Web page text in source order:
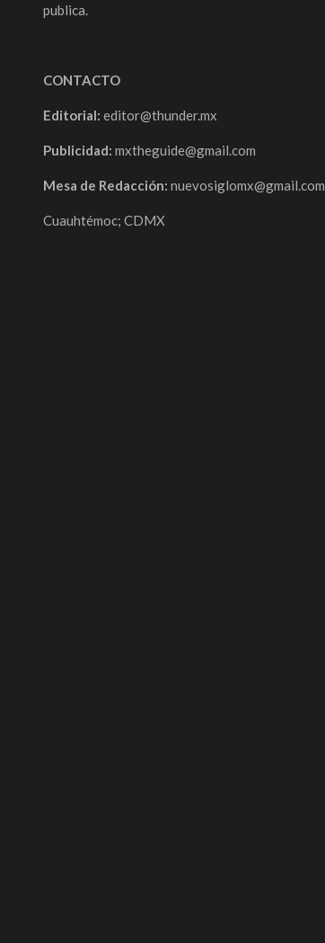
publica.
CONTACTO
Editorial: editor@thunder.mx
Publicidad: mxtheguide@gmail.com
Mesa de Redacción: nuevosiglomx@gmail.com
Cuauhtémoc; CDMX